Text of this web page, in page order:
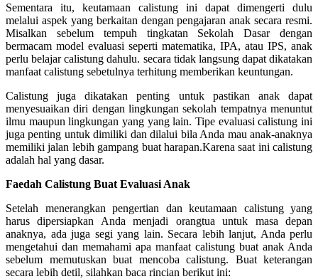
Sementara itu, keutamaan calistung ini dapat dimengerti dulu
melalui aspek yang berkaitan dengan pengajaran anak secara resmi.
Misalkan sebelum tempuh tingkatan Sekolah Dasar dengan
bermacam model evaluasi seperti matematika, IPA, atau IPS, anak
perlu belajar calistung dahulu. secara tidak langsung dapat dikatakan
manfaat calistung sebetulnya terhitung memberikan keuntungan.
Calistung juga dikatakan penting untuk pastikan anak dapat
menyesuaikan diri dengan lingkungan sekolah tempatnya menuntut
ilmu maupun lingkungan yang yang lain. Tipe evaluasi calistung ini
juga penting untuk dimiliki dan dilalui bila Anda mau anak-anaknya
memiliki jalan lebih gampang buat harapan.Karena saat ini calistung
adalah hal yang dasar.
Faedah Calistung Buat Evaluasi Anak
Setelah menerangkan pengertian dan keutamaan calistung yang
harus dipersiapkan Anda menjadi orangtua untuk masa depan
anaknya, ada juga segi yang lain. Secara lebih lanjut, Anda perlu
mengetahui dan memahami apa manfaat calistung buat anak Anda
sebelum memutuskan buat mencoba calistung. Buat keterangan
secara lebih detil, silahkan baca rincian berikut ini: